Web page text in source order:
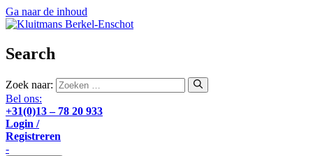
Ga naar de inhoud
Search
Zoek naar:
Bel ons:
+31(0)13 – 78 20 933
Login /
Registreren
-